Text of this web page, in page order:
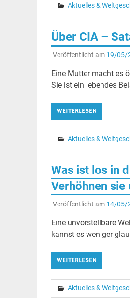
Aktuelles &
Über CIA –
Veröffentlicht am 19/05/
Eine Mutter macht es
Sie ist ein lebendes
WEITERLESEN
Aktuelles &
Was ist los in
Verhöhnen sie
Veröffentlicht am 14/05/
Eine unvorstellbare
kannst es weniger
WEITERLESEN
Aktuelles &